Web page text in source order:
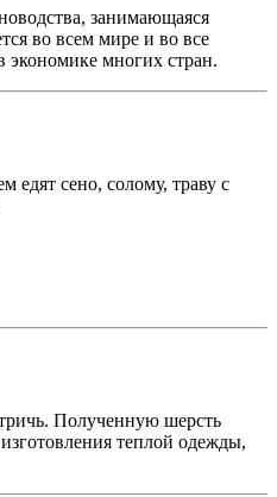
занимающаяся
во всем мире и во все
экономике многих стран.
едят сено, солому, траву с
Полученную шерсть
теплой одежды,